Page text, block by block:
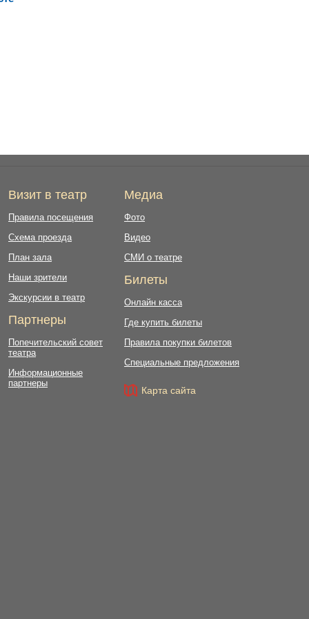
Визит в театр
Правила посещения
Схема проезда
План зала
Наши зрители
Экскурсии в театр
Партнеры
Попечительский совет
театра
Информационные
партнеры
Медиа
Фото
Видео
СМИ о театре
Билеты
Онлайн касса
Где купить билеты
Правила покупки билетов
Специальные предложения
Карта сайта